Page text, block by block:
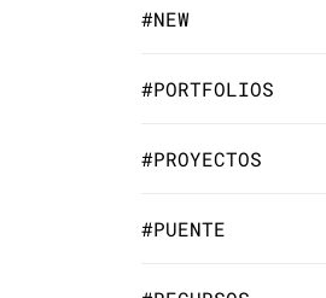
#NEW
#PORTFOLIOS
#PROYECTOS
#PUENTE